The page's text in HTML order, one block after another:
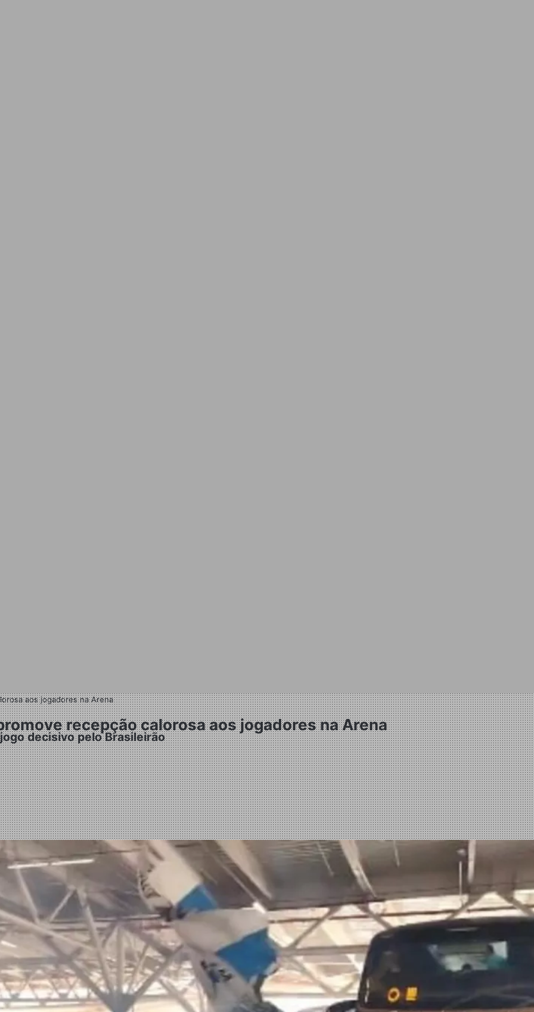
aos jogadores na Arena
recepção calorosa aos jogadores na Arena
decisivo pelo Brasileirão